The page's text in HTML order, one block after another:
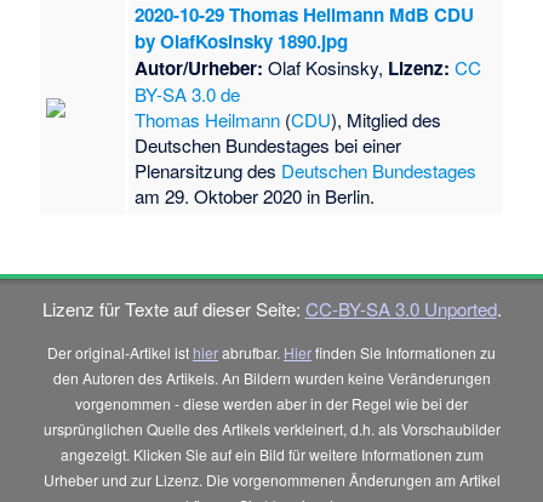
2020-10-29 Thomas Heilmann MdB CDU
by OlafKosinsky 1890.jpg
Autor/Urheber: Olaf Kosinsky, Lizenz: CC
BY-SA 3.0 de
Thomas Heilmann (CDU), Mitglied des
Deutschen Bundestages bei einer
Plenarsitzung des Deutschen Bundestages
am 29. Oktober 2020 in Berlin.
Lizenz für Texte auf dieser Seite: CC-BY-SA 3.0 Unported.
Der original-Artikel ist hierabrufbar. Hierfinden Sie Informationen zu
den Autoren des Artikels. An Bildern wurden keine Veränderungen
vorgenommen - diese werden aber in der Regel wie bei der
ursprünglichen Quelle des Artikels verkleinert, d.h. als Vorschaubilder
angezeigt. Klicken Sie auf ein Bild für weitere Informationen zum
Urheber und zur Lizenz. Die vorgenommenen Änderungen am Artikel